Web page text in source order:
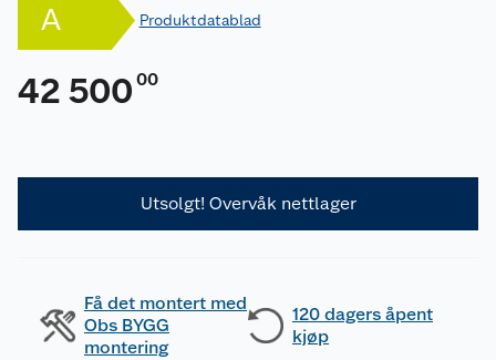
A Produktdatablad
42 500 00
Utsolgt! Overvåk nettlager
Få det montert med
Obs BYGG
montering
120 dagers åpent
kjøp